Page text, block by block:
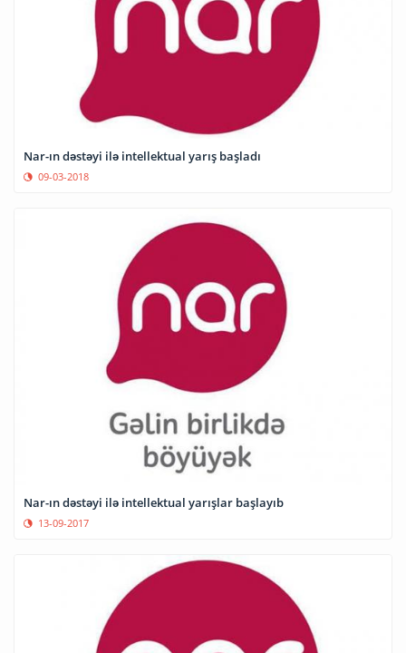
Nar-ın dəstəyi ilə intellektual yarış başladı
09-03-2018
Nar-ın dəstəyi ilə intellektual yarışlar başlayıb
13-09-2017